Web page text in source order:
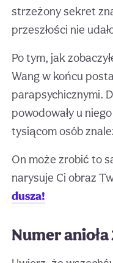
strzeżony sekret
przeszłości nie
Po tym, jak
Wang w końcu
parapsychicznymi.
powodowały u
tysiącom osób
On może zrobić to
narysuje Ci obraz
dusza!
Numer